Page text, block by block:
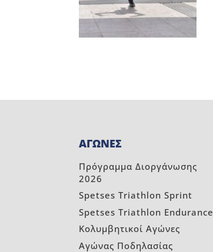
ΑΓΩΝΕΣ
Πρόγραμμα Διοργάνωσης
2026
Spetses Triathlon Sprint
Spetses Triathlon Endurance
Κολυμβητικοί Αγώνες
Αγώνας Ποδηλασίας